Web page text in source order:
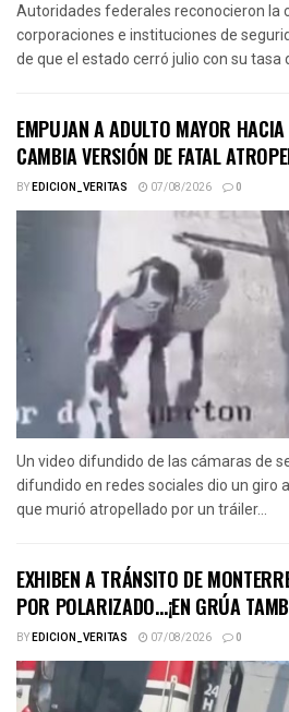
Autoridades federales reconocieron la
corporaciones e instituciones de
de que el estado cerró julio con su tasa
EMPUJAN A ADULTO MAYOR
CAMBIA VERSIÓN DE FATAL
BYEDICION_VERITAS 07/08/2026 0
Un video difundido de las cámaras de
difundido en redes sociales dio un giro
que murió atropellado por un tráiler...
EXHIBEN A TRÁNSITO DE
POR POLARIZADO…¡EN GRÚA
BYEDICION_VERITAS 07/08/2026 0